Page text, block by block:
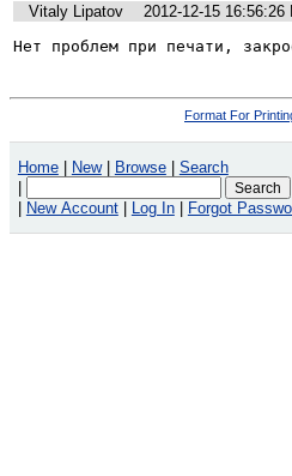
Vitaly Lipatov
2012-12-15 16:56:26
Нет проблем при печати,
Format For
Home New Browse
Search
New Account Log In Forgot